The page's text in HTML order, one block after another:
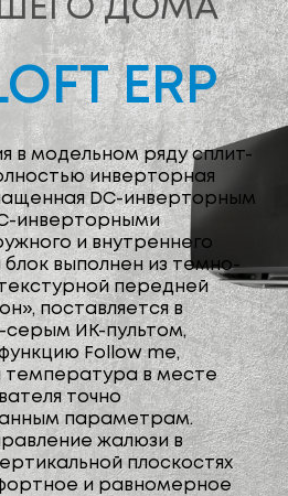
ДОМА
ERP
в модельном ряду сплит-
инверторная
DC-инверторным
инверторными
и внутреннего
блок выполнен из темно-
передней
поставляется в
серым ИК-пультом,
Follow me,
температура в месте
точно
параметрам.
жалюзи в
плоскостях
и равномерное